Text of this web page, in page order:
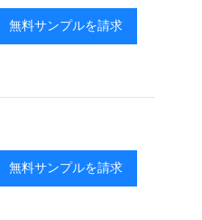
閲覧
無料サンプルを請求
閲覧
無料サンプルを請求